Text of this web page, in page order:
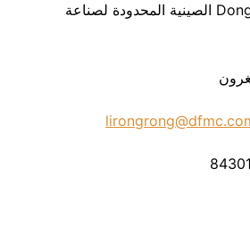
الشركة: شركة Dongfeng الصينية المحدودة لصناعة